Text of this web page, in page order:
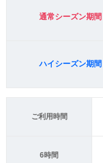
通常シーズン期間
ハイシーズン期間
ご利用時間
6時間